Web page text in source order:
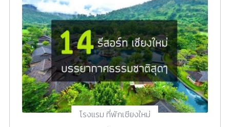
โรงแรม ที่พักเชียงใหม่